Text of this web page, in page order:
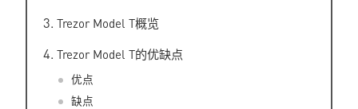
Trezor Model T概览
Trezor Model T的优缺点
优点
缺点